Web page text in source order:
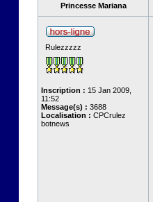
Princesse Mariana
Rulezzzzz
Inscription : 15 Jan 2009,
11:52
Message(s) : 3688
Localisation : CPCrulez
botnews